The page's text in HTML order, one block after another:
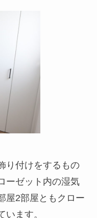
り付けをするもの
ーゼット内の湿気
屋2部屋ともクロー
ます。